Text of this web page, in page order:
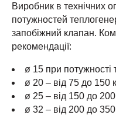
Виробник в технічних
потужностей
запобіжний клапан.
рекомендації:
ø 15 при потужності
ø 20 – від 75 до 150
ø 25 – від 150 до 200
ø 32 – від 200 до 350